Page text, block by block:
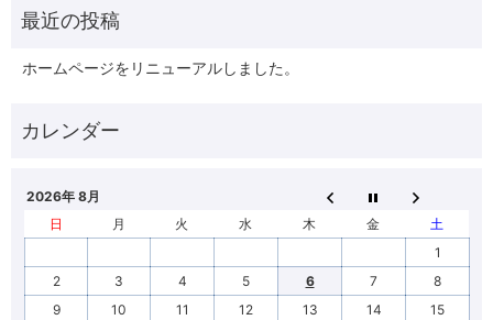
ホームページをリニューアルしました。
2026年 8月
日
月 火 水 木 金
土
1
2
3 4 5 6 7
8
9
10 11 12 13 14
15